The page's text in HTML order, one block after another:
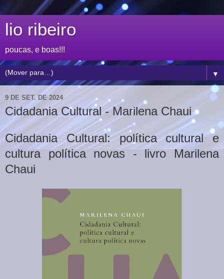
lio ribeiro
poucas, e boas!!!
▼
9 DE SET. DE 2024
Cidadania Cultural - Marilena Chaui
Cidadania Cultural: política cultural e
cultura política novas - livro Marilena
Chaui